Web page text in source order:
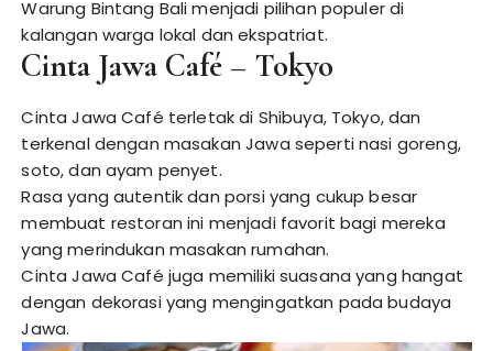
Warung Bintang Bali menjadi pilihan populer di
kalangan warga lokal dan ekspatriat.
Cinta Jawa Café – Tokyo
Cinta Jawa Café terletak di Shibuya, Tokyo, dan
terkenal dengan masakan Jawa seperti nasi goreng,
soto, dan ayam penyet.
Rasa yang autentik dan porsi yang cukup besar
membuat restoran ini menjadi favorit bagi mereka
yang merindukan masakan rumahan.
Cinta Jawa Café juga memiliki suasana yang hangat
dengan dekorasi yang mengingatkan pada budaya
Jawa.